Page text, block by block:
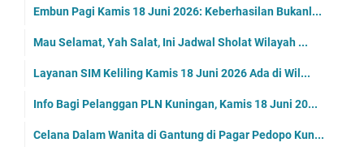
Embun Pagi Kamis 18 Juni 2026: Keberhasilan Bukanl...
Mau Selamat, Yah Salat, Ini Jadwal Sholat Wilayah ...
Layanan SIM Keliling Kamis 18 Juni 2026 Ada di Wil...
Info Bagi Pelanggan PLN Kuningan, Kamis 18 Juni 20...
Celana Dalam Wanita di Gantung di Pagar Pedopo Kun...